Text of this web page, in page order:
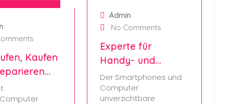
Kaufen
Admin
No Comments
Experte für
Handy- und…
Der Smartphones und
Computer
unverzichtbare